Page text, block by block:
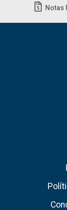
Notas